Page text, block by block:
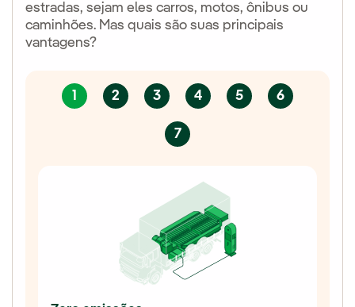
estradas, sejam eles carros, motos, ônibus ou
caminhões. Mas quais são suas principais
vantagens?
1 2 3 4 5 6
7